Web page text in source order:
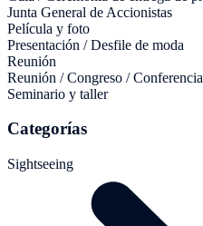
Junta General de Accionistas
Película y foto
Presentación / Desfile de moda
Reunión
Reunión / Congreso / Conferencia
Seminario y taller
Categorías
Sightseeing